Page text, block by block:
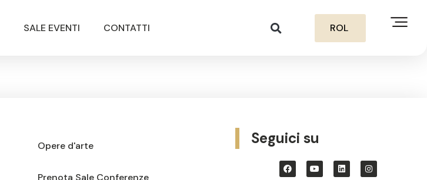
SALE EVENTI CONTATTI ROL
Opere d'arte
Prenota Sale Conferenze
Seguici su